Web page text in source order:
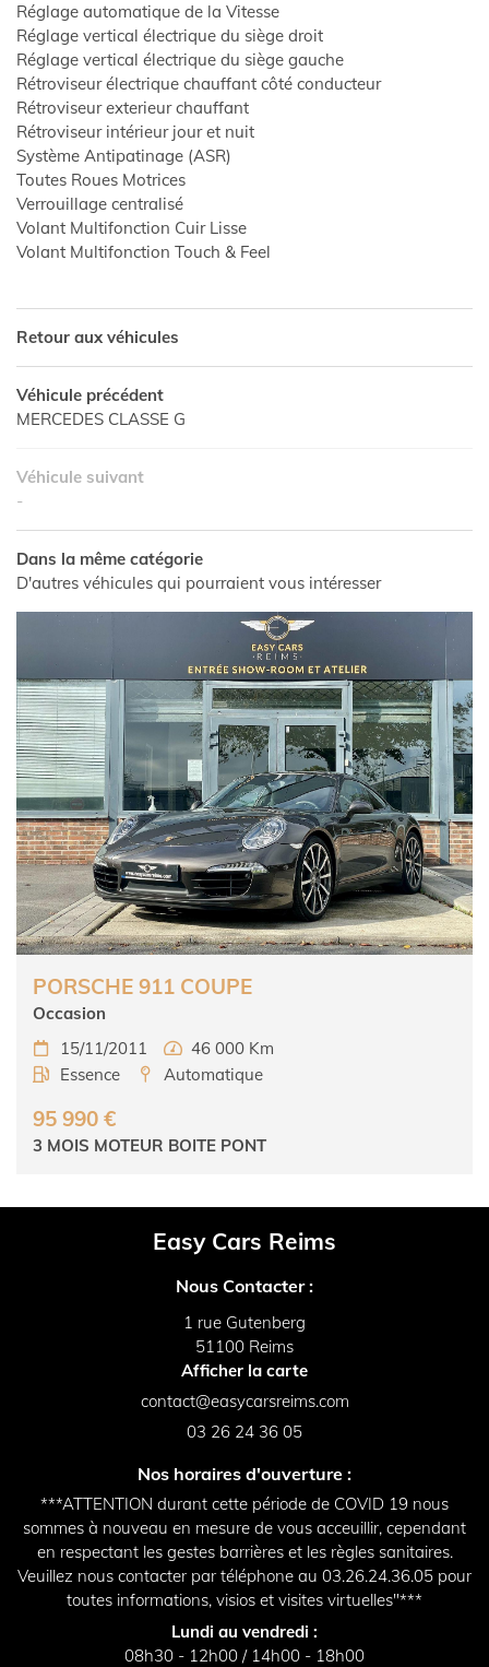
Réglage automatique de la Vitesse
Réglage vertical électrique du siège droit
Réglage vertical électrique du siège gauche
Rétroviseur électrique chauffant côté conducteur
Rétroviseur exterieur chauffant
Rétroviseur intérieur jour et nuit
Système Antipatinage (ASR)
Toutes Roues Motrices
Verrouillage centralisé
Volant Multifonction Cuir Lisse
Volant Multifonction Touch & Feel
Retour aux véhicules
Véhicule précédent
MERCEDES CLASSE G
Véhicule suivant
-
Dans la même catégorie
D'autres véhicules qui pourraient vous intéresser
PORSCHE 911 COUPE
Occasion
 15/11/2011  46 000 Km
 Essence  Automatique
95 990 €
3 MOIS MOTEUR BOITE PONT
Easy Cars Reims
Nous Contacter :
1 rue Gutenberg
51100 Reims
Afficher la carte
03 26 24 36 05
Nos horaires d'ouverture :
***ATTENTION durant cette période de COVID 19 nous
sommes à nouveau en mesure de vous acceuillir, cependant
en respectant les gestes barrières et les règles sanitaires.
Veuillez nous contacter par téléphone au 03.26.24.36.05 pour
toutes informations, visios et visites virtuelles"***
Lundi au vendredi :
08h30 - 12h00 / 14h00 - 18h00